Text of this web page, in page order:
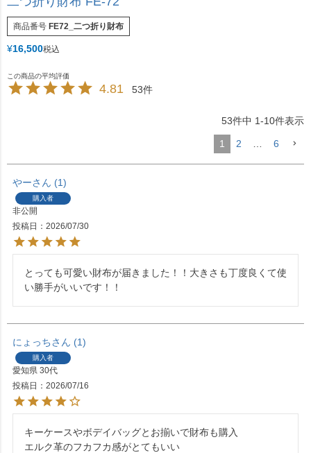
商品番号 FE72_二つ折り財布
¥16,500税込
4.81 53
53件中 1-10件表示
1 2 … 6
やー 1
購入者
非公開
投稿日
2026/07/30
とっても可愛い財布が届きました！！大きさも丁度良くて使
い勝手がいいです！！
にょっち 1
購入者
愛知県 30代
投稿日
2026/07/16
キーケースやボデイバッグとお揃いで財布も購入
エルク革のフカフカ感がとてもいい